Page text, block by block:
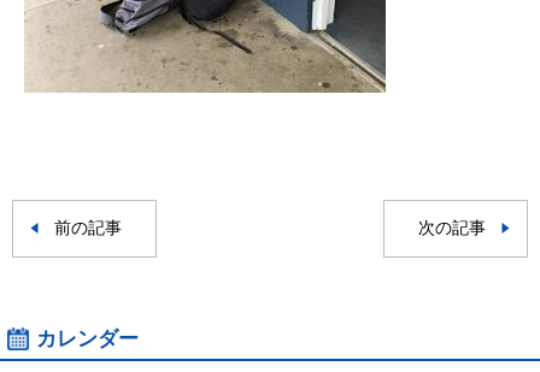
前の記事 次の記事
カレンダー